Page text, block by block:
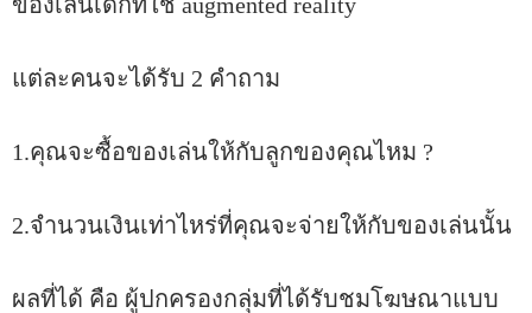
แต่ละคนจะได้รับ 2 คำถาม
1.คุณจะซื้อของเล่นให้กับลูกของคุณไหม ?
2.จำนวนเงินเท่าไหร่ที่คุณจะจ่ายให้กับของเล่นนั้น
ผลที่ได้ คือ ผู้ปกครองกลุ่มที่ได้รับชมโฆษณาแบบ